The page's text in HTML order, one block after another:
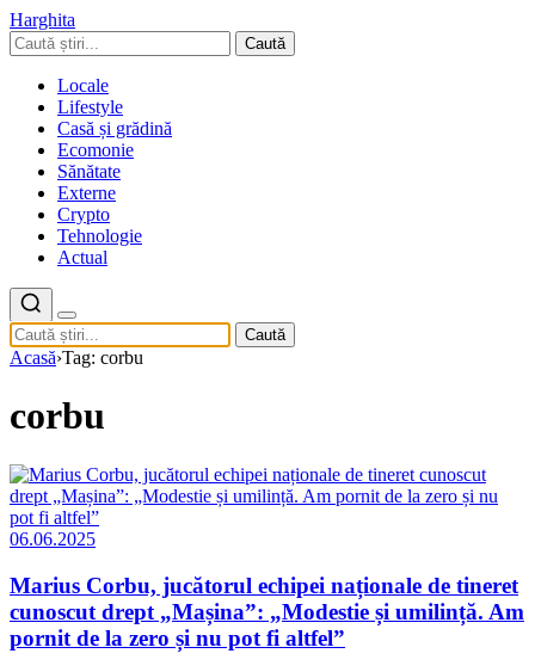
Harghita
Caută
Locale
Lifestyle
Casă și grădină
Ecomonie
Sănătate
Externe
Crypto
Tehnologie
Actual
Caută
Acasă›Tag: corbu
corbu
06.06.2025
Marius Corbu, jucătorul echipei naționale de tineret
cunoscut drept „Mașina”: „Modestie și umilință. Am
pornit de la zero și nu pot fi altfel”